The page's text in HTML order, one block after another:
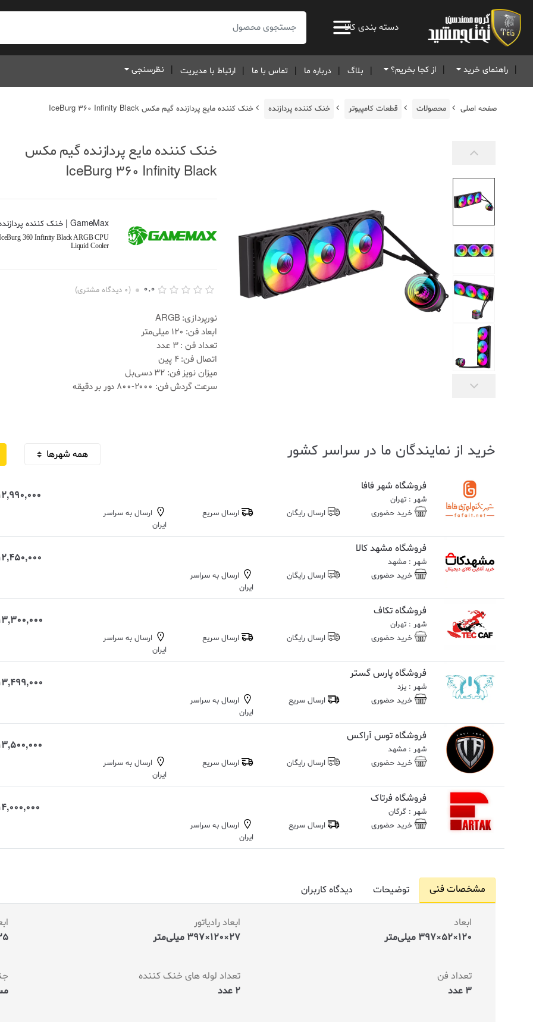
دسته بندی کالا
جستجو:
راهنمای خرید از کجا بخریم؟ بلاگ درباره ما تماس با ما ارتباط با مدیریت نظرسنجی
صفحه اصلی محصولات قطعات کامپیوتر خنک کننده پردازنده خنک کننده مایع پردازنده گیم مکس IceBurg 360 Infinity Black
خنک کننده مایع پردازنده گیم مکس
IceBurg 360 Infinity Black
GameMax | خنک کننده پردازنده
360 Infinity Black ARGB CPU
Liquid Cooler
م
ت
ی
ا
ز
د
ه
ی
0
ا
ش
ر
0.0
(
0 دیدگاه مشتری)
نورپردازی: ARGB
ابعاد فن: 120 میلی‌متر
تعداد فن : 3 عدد
اتصال فن: 4 پین
میزان نویز فن: 32 دسی‌بل
سرعت گردش فن: 2000-800 دور بر دقیقه
خرید از نمایندگان ما در سراسر کشور
فروشگاه شهر فافا
شهر : تهران
خرید حضوری
ارسال رایگان ارسال سریع
ارسال به سراسر
ایران
12,990,000
فروشگاه مشهد کالا
شهر : مشهد
خرید حضوری
ارسال رایگان
ارسال به سراسر
ایران
12,450,000
فروشگاه تکاف
شهر : تهران
خرید حضوری
ارسال رایگان ارسال سریع
ارسال به سراسر
ایران
13,300,000
فروشگاه پارس گستر
شهر : یزد
خرید حضوری
ارسال سریع
ارسال به سراسر
ایران
13,499,000
فروشگاه توس آراکس
شهر : مشهد
خرید حضوری
ارسال رایگان ارسال سریع
ارسال به سراسر
ایران
13,500,000
فروشگاه فرتاک
شهر : گرگان
خرید حضوری
ارسال سریع
ارسال به سراسر
ایران
14,000,000
مشخصات فنی توضیحات دیدگاه کاربران
ابعاد
120×52×397 میلی‌متر
ابعاد رادیاتور
27×120×397 میلی‌متر
تعداد فن
3 عدد
تعداد لوله های خنک کننده
2 عدد